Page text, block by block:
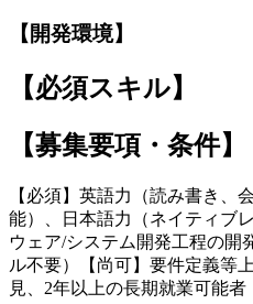
【開発環境】
【必須スキル】
【募集要項・条件】
【必須】英語力（読み書き、
能）、日本語力（ネイティブ
ウェア/システム開発工程の開
ル不要）【尚可】要件定義等
見、2年以上の長期就業可能者